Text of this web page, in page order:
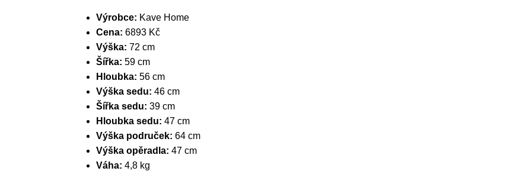
Výrobce: Kave Home
Cena: 6893 Kč
Výška: 72 cm
Šířka: 59 cm
Hloubka: 56 cm
Výška sedu: 46 cm
Šířka sedu: 39 cm
Hloubka sedu: 47 cm
Výška područek: 64 cm
Výška opěradla: 47 cm
Váha: 4,8 kg